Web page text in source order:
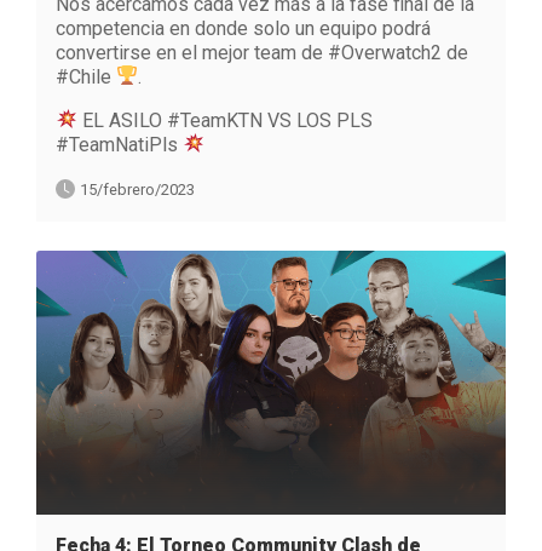
competencia en donde solo un equipo podrá
convertirse en el mejor team de #Overwatch2 de
#Chile
EL ASILO #TeamKTN VS LOS PLS
#TeamNatiPls
15/febrero/2023
Fecha 4: El Torneo Community Clash de